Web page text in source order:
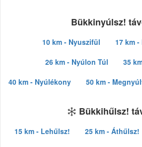
Bükkinyúlsz!
10 km - Nyuszifül
17 km
26 km - Nyúlon Túl
35
40 km - Nyúlékony
50 km -
Bükkihűlsz!
15 km - Lehűlsz! 25 km - Áthűlsz!